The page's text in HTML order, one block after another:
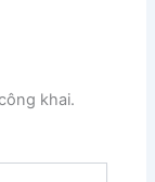
khai.